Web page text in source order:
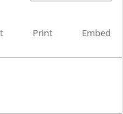
Print Embed